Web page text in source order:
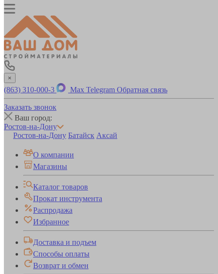
×
(863) 310-000-3 Max Telegram Обратная связь
Заказать звонок
Ваш город:
Ростов-на-Дону
Ростов-на-Дону Батайск Аксай
О компании
Магазины
Каталог товаров
Прокат инструмента
Распродажа
Избранное
Доставка и подъем
Способы оплаты
Возврат и обмен